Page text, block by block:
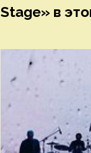
Stage» в